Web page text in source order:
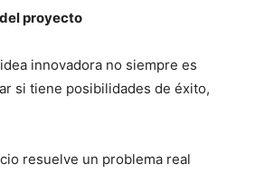
proyecto
innovadora no siempre es
si tiene posibilidades de éxito,
resuelve un problema real